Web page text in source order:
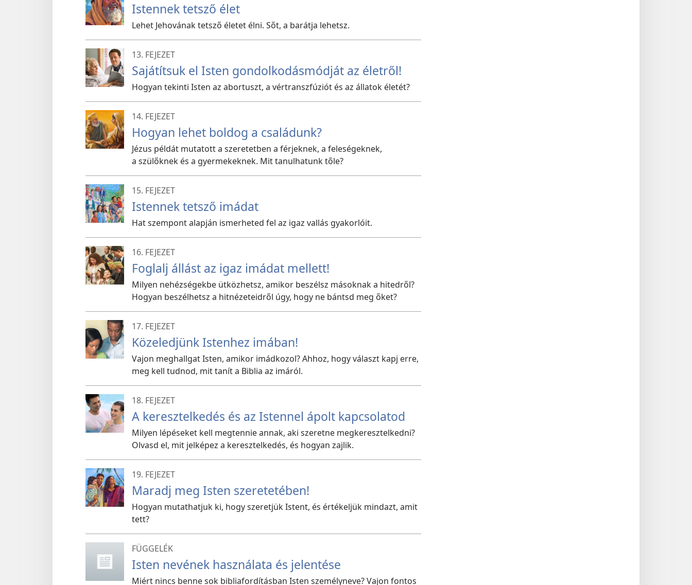
Istennek tetsző élet
Lehet Jehovának tetsző életet élni. Sőt, a barátja lehetsz.
13. FEJEZET
Sajátítsuk el Isten gondolkodásmódját az életről!
Hogyan tekinti Isten az abortuszt, a vértranszfúziót és az állatok életét?
14. FEJEZET
Hogyan lehet boldog a családunk?
Jézus példát mutatott a szeretetben a férjeknek, a feleségeknek,
a szülőknek és a gyermekeknek. Mit tanulhatunk tőle?
15. FEJEZET
Istennek tetsző imádat
Hat szempont alapján ismerheted fel az igaz vallás gyakorlóit.
16. FEJEZET
Foglalj állást az igaz imádat mellett!
Milyen nehézségekbe ütközhetsz, amikor beszélsz másoknak a hitedről?
Hogyan beszélhetsz a hitnézeteidről úgy, hogy ne bántsd meg őket?
17. FEJEZET
Közeledjünk Istenhez imában!
Vajon meghallgat Isten, amikor imádkozol? Ahhoz, hogy választ kapj erre,
meg kell tudnod, mit tanít a Biblia az imáról.
18. FEJEZET
A keresztelkedés és az Istennel ápolt kapcsolatod
Milyen lépéseket kell megtennie annak, aki szeretne megkeresztelkedni?
Olvasd el, mit jelképez a keresztelkedés, és hogyan zajlik.
19. FEJEZET
Maradj meg Isten szeretetében!
Hogyan mutathatjuk ki, hogy szeretjük Istent, és értékeljük mindazt, amit
tett?
FÜGGELÉK
Isten nevének használata és jelentése
Miért nincs benne sok bibliafordításban Isten személyneve? Vajon fontos